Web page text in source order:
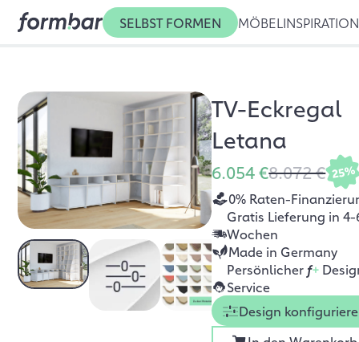
SELBST FORMEN MÖBEL INSPIRATION
TV-Eckregal
Letana
6.054 €8.072 € 25%
0% Raten-
Gratis Lieferung in 4-
Wochen
Made in Germany
Persönlicher f+
Service
Design